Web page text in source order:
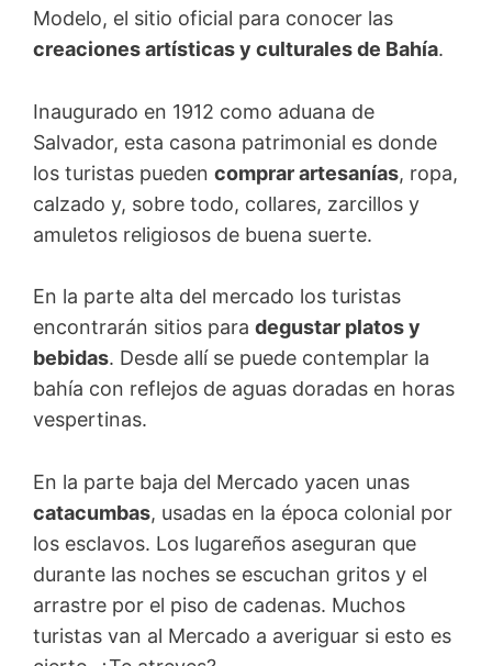
Modelo, el sitio oficial para conocer las
creaciones artísticas y culturales de Bahía.
Inaugurado en 1912 como aduana de
Salvador, esta casona patrimonial es donde
los turistas pueden comprar artesanías, ropa,
calzado y, sobre todo, collares, zarcillos y
amuletos religiosos de buena suerte.
En la parte alta del mercado los turistas
encontrarán sitios para degustar platos y
bebidas. Desde allí se puede contemplar la
bahía con reflejos de aguas doradas en horas
vespertinas.
En la parte baja del Mercado yacen unas
catacumbas, usadas en la época colonial por
los esclavos. Los lugareños aseguran que
durante las noches se escuchan gritos y el
arrastre por el piso de cadenas. Muchos
turistas van al Mercado a averiguar si esto es